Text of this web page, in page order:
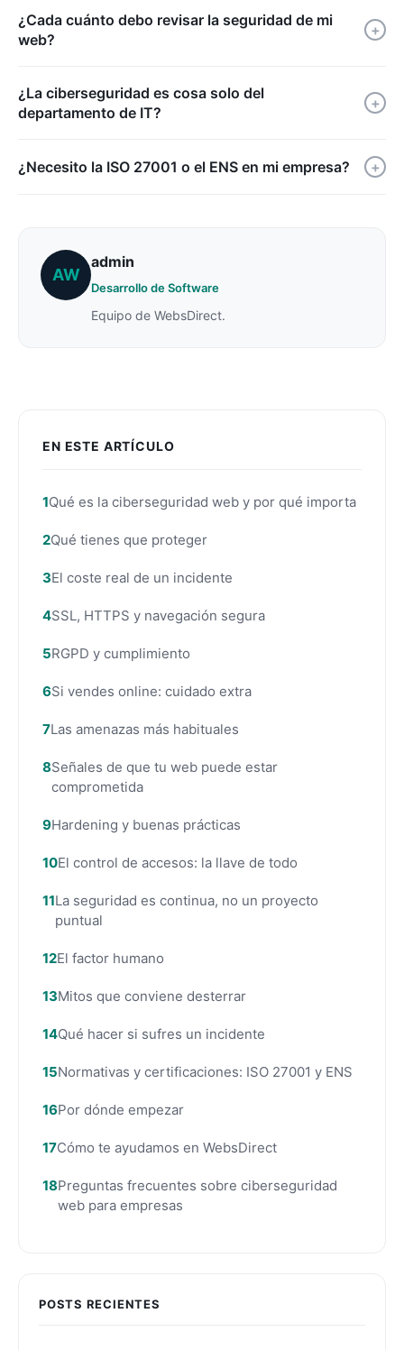
EN ESTE ARTÍCULO
Qué es la ciberseguridad web y por qué importa
Qué tienes que proteger
El coste real de un incidente
SSL, HTTPS y navegación segura
RGPD y cumplimiento
Si vendes online: cuidado extra
Las amenazas más habituales
Señales de que tu web puede estar
comprometida
Hardening y buenas prácticas
El control de accesos: la llave de todo
La seguridad es continua, no un proyecto
puntual
El factor humano
Mitos que conviene desterrar
Qué hacer si sufres un incidente
Normativas y certificaciones: ISO 27001 y ENS
Por dónde empezar
Cómo te ayudamos en WebsDirect
Preguntas frecuentes sobre ciberseguridad
web para empresas
POSTS RECIENTES
¿Cada cuánto debo revisar la seguridad de mi
web?
+
¿La ciberseguridad es cosa solo del
departamento de IT?
+
¿Necesito la ISO 27001 o el ENS en mi empresa? +
AW
admin
Desarrollo de Software
Equipo de WebsDirect.